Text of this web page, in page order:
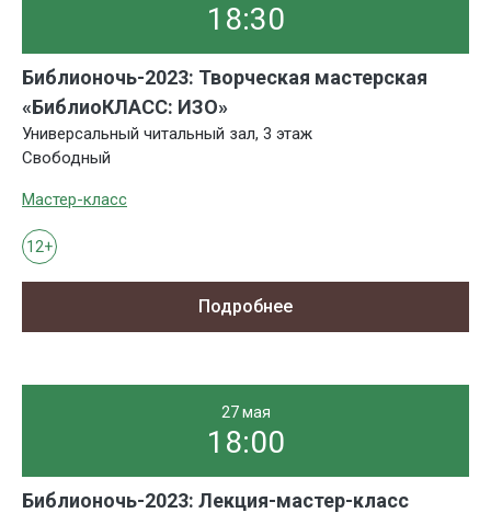
18:30
Библионочь-2023: Творческая мастерская
«БиблиоКЛАСС: ИЗО»
Универсальный читальный зал, 3 этаж
Свободный
Мастер-класс
12+
Подробнее
27 мая
18:00
Библионочь-2023: Лекция-мастер-класс